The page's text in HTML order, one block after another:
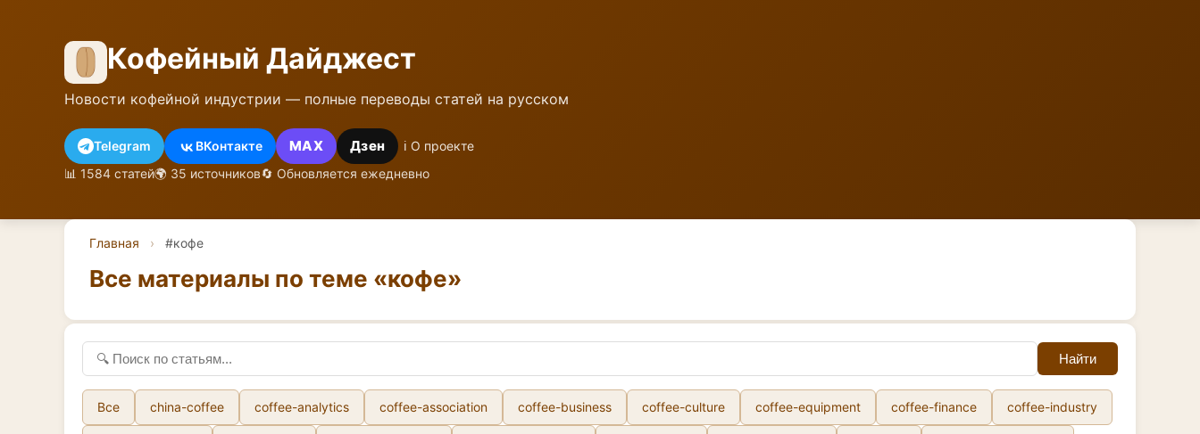
Кофейный Дайджест
Новости кофейной индустрии — полные переводы статей на русском
Telegram ВКонтакте MAX Дзен
ℹ️ О проекте
📊 1584 статей🌍 35 источников🔄 Обновляется ежедневно
Главная › #кофе
Все материалы по теме «кофе»
Найти
Все china-coffee coffee-analytics coffee-association coffee-business coffee-culture coffee-equipment coffee-finance coffee-industry